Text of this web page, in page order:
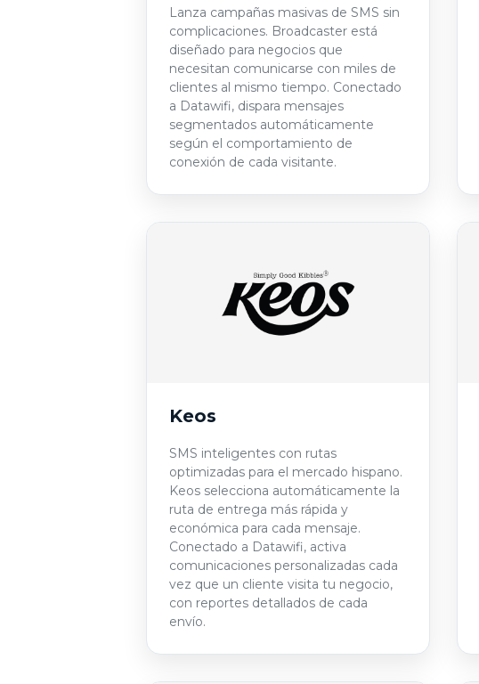
Lanza campañas masivas de SMS sin
complicaciones. Broadcaster está
diseñado para negocios que
necesitan comunicarse con miles de
clientes al mismo tiempo. Conectado
a Datawifi, dispara mensajes
segmentados automáticamente
según el comportamiento de
conexión de cada visitante.
Keos
SMS inteligentes con rutas
optimizadas para el mercado hispano.
Keos selecciona automáticamente la
ruta de entrega más rápida y
económica para cada mensaje.
Conectado a Datawifi, activa
comunicaciones personalizadas cada
vez que un cliente visita tu negocio,
con reportes detallados de cada
envío.